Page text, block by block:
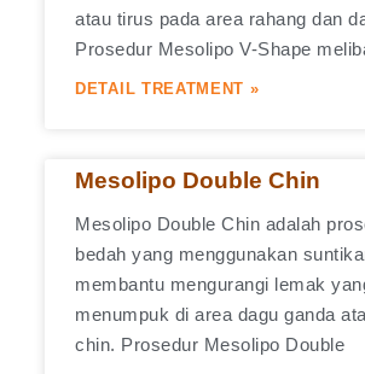
atau tirus pada area rahang dan
Prosedur Mesolipo V-Shape
DETAIL TREATMENT »
Mesolipo Double Chin
Mesolipo Double Chin adalah
bedah yang menggunakan
membantu mengurangi lemak
menumpuk di area dagu ganda
chin. Prosedur Mesolipo Double